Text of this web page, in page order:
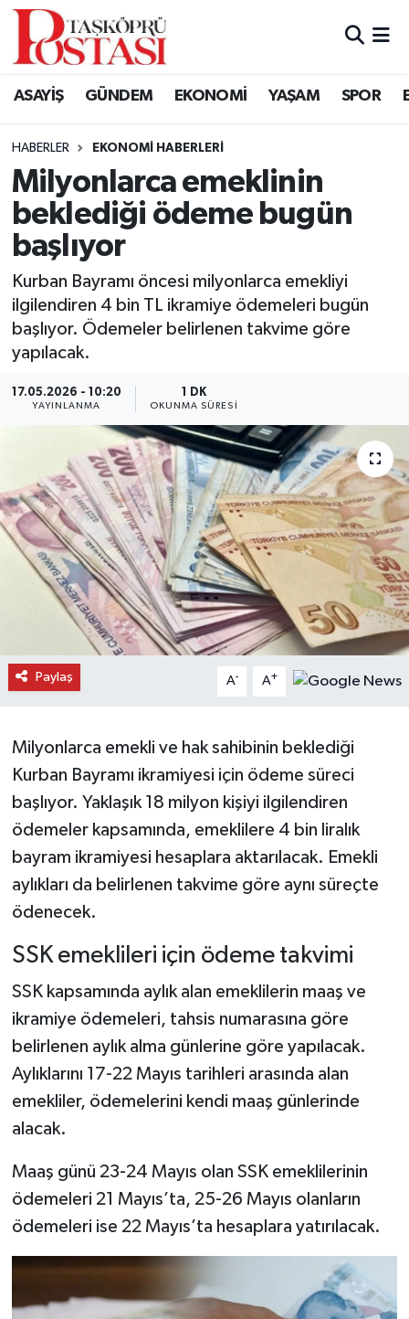
ASAYİŞ GÜNDEM EKONOMİ YAŞAM SPOR
HABERLER EKONOMI HABERLERI
Milyonlarca emeklinin
beklediği ödeme bugün
başlıyor
Kurban Bayramı öncesi milyonlarca emekliyi
ilgilendiren 4 bin TL ikramiye ödemeleri bugün
başlıyor. Ödemeler belirlenen takvime göre
yapılacak.
17.05.2026 - 10:20
YAYINLANMA
1 DK
OKUNMA SÜRESI
Paylaş A- A+
Milyonlarca emekli ve hak sahibinin beklediği
Kurban Bayramı ikramiyesi için ödeme süreci
başlıyor. Yaklaşık 18 milyon kişiyi ilgilendiren
ödemeler kapsamında, emeklilere 4 bin liralık
bayram ikramiyesi hesaplara aktarılacak. Emekli
aylıkları da belirlenen takvime göre aynı süreçte
ödenecek.
SSK emeklileri için ödeme takvimi
SSK kapsamında aylık alan emeklilerin maaş ve
ikramiye ödemeleri, tahsis numarasına göre
belirlenen aylık alma günlerine göre yapılacak.
Aylıklarını 17-22 Mayıs tarihleri arasında alan
emekliler, ödemelerini kendi maaş günlerinde
alacak.
Maaş günü 23-24 Mayıs olan SSK emeklilerinin
ödemeleri 21 Mayıs’ta, 25-26 Mayıs olanların
ödemeleri ise 22 Mayıs’ta hesaplara yatırılacak.
Kastamonu Vefat Edenler
Araç Haberleri
Azdavay Haberleri
Bozkurt Haberleri
Çatalzeytin Haberleri
Cide Haberleri
Daday Haberleri
Devrekani Haberleri
Doğanyurt Haberleri
Hanönü Haberleri
İhsangazi Haberleri
İnebolu Haberleri
Merkez Haberleri
Pınarbaşı Haberleri
Şenpazar Haberleri
Seydiler Haberleri
Taşköprü Haberleri
Tosya Haberleri
Karadeniz Haberleri
Ulusal Haberler
Dünya Haberleri